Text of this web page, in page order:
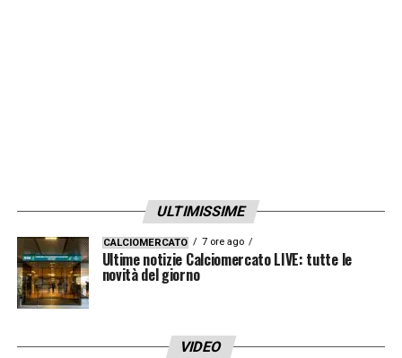
ULTIMISSIME
CALCIOMERCATO 7 ore ago
Ultime notizie Calciomercato LIVE: tutte le
novità del giorno
VIDEO